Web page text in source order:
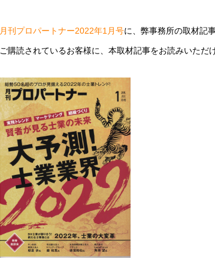
月刊プロパートナー2022年1月号に、弊事務所の取材記
ご購読されているお客様に、本取材記事をお読みいただ